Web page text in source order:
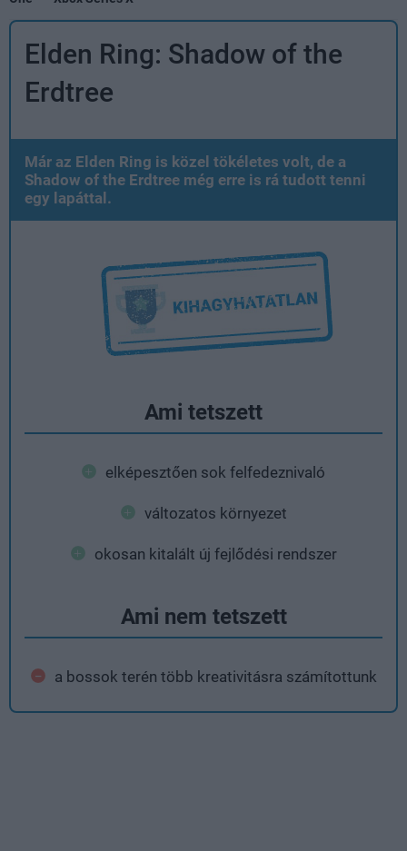
Elden Ring: Shadow of the
Erdtree
Már az Elden Ring is közel tökéletes volt, de a
Shadow of the Erdtree még erre is rá tudott tenni
egy lapáttal.
Ami tetszett
elképesztően sok felfedeznivaló
változatos környezet
okosan kitalált új fejlődési rendszer
Ami nem tetszett
a bossok terén több kreativitásra számítottunk